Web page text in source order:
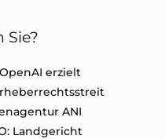
Sie?
erzielt
ANI
Landgericht